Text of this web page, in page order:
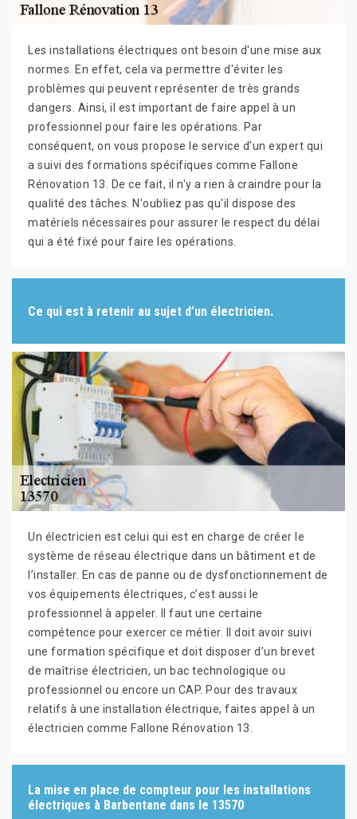
Les installations électriques ont besoin d'une mise aux
normes. En effet, cela va permettre d'éviter les
problèmes qui peuvent représenter de très grands
dangers. Ainsi, il est important de faire appel à un
professionnel pour faire les opérations. Par
conséquent, on vous propose le service d'un expert qui
a suivi des formations spécifiques comme Fallone
Rénovation 13. De ce fait, il n'y a rien à craindre pour la
qualité des tâches. N'oubliez pas qu'il dispose des
matériels nécessaires pour assurer le respect du délai
qui a été fixé pour faire les opérations.
Ce qui est à retenir au sujet d’un électricien.
Un électricien est celui qui est en charge de créer le
système de réseau électrique dans un bâtiment et de
l’installer. En cas de panne ou de dysfonctionnement de
vos équipements électriques, c’est aussi le
professionnel à appeler. Il faut une certaine
compétence pour exercer ce métier. Il doit avoir suivi
une formation spécifique et doit disposer d’un brevet
de maîtrise électricien, un bac technologique ou
professionnel ou encore un CAP. Pour des travaux
relatifs à une installation électrique, faites appel à un
électricien comme Fallone Rénovation 13.
La mise en place de compteur pour les installations
électriques à Barbentane dans le 13570